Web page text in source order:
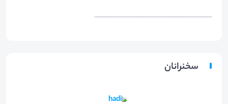
.............................................................................
سخنرانان